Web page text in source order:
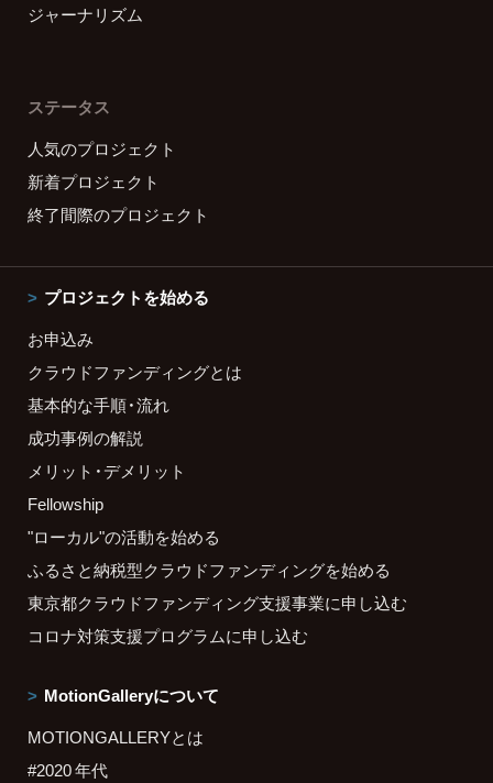
ジャーナリズム
ステータス
人気のプロジェクト
新着プロジェクト
終了間際のプロジェクト
プロジェクトを始める
お申込み
クラウドファンディングとは
基本的な手順・流れ
成功事例の解説
メリット・デメリット
Fellowship
"ローカル"の活動を始める
ふるさと納税型クラウドファンディングを始める
東京都クラウドファンディング支援事業に申し込む
コロナ対策支援プログラムに申し込む
MotionGalleryについて
MOTIONGALLERYとは
#2020 年代